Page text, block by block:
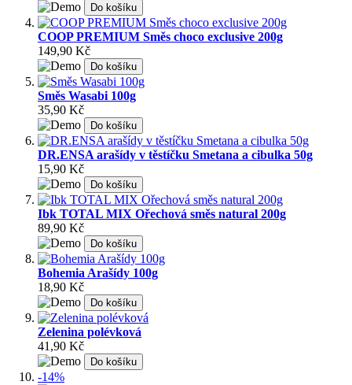
Do košíku
COOP PREMIUM Směs choco exclusive 200g
149,90 Kč
Do košíku
Směs Wasabi 100g
35,90 Kč
Do košíku
DR.ENSA arašídy v těstíčku Smetana a cibulka 50g
15,90 Kč
Do košíku
Ibk TOTAL MIX Ořechová směs natural 200g
89,90 Kč
Do košíku
Bohemia Arašídy 100g
18,90 Kč
Do košíku
Zelenina polévková
41,90 Kč
Do košíku
-14%